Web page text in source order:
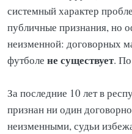
системный характер
публичные признания, но
неизменной: договорных
футболе не существует.
За последние 10 лет в
признан ни один
неизменными, судьи